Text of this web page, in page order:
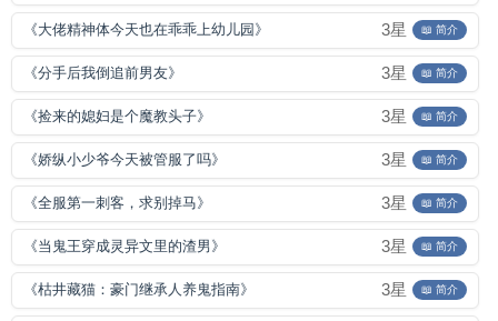
《大佬精神体今天也在乖乖上幼儿园》 3星 📖 简介
《分手后我倒追前男友》 3星 📖 简介
《捡来的媳妇是个魔教头子》 3星 📖 简介
《娇纵小少爷今天被管服了吗》 3星 📖 简介
《全服第一刺客，求别掉马》 3星 📖 简介
《当鬼王穿成灵异文里的渣男》 3星 📖 简介
《枯井藏猫：豪门继承人养鬼指南》 3星 📖 简介